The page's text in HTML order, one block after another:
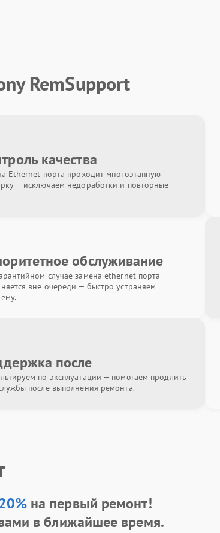
RemSupport
качества
Ethernet порта проходит многоэтапную
— исключаем недоработки и повторные
обслуживание
случае замена ethernet порта
вне очереди — быстро устраняем
после
по эксплуатации — помогаем продлить
после выполнения ремонта.
на первый ремонт!
в ближайшее время.